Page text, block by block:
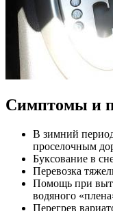
Симптомы и
В зимний
проселочным
Буксование в
Перевозка
Помощь при
водяного
Перегрев